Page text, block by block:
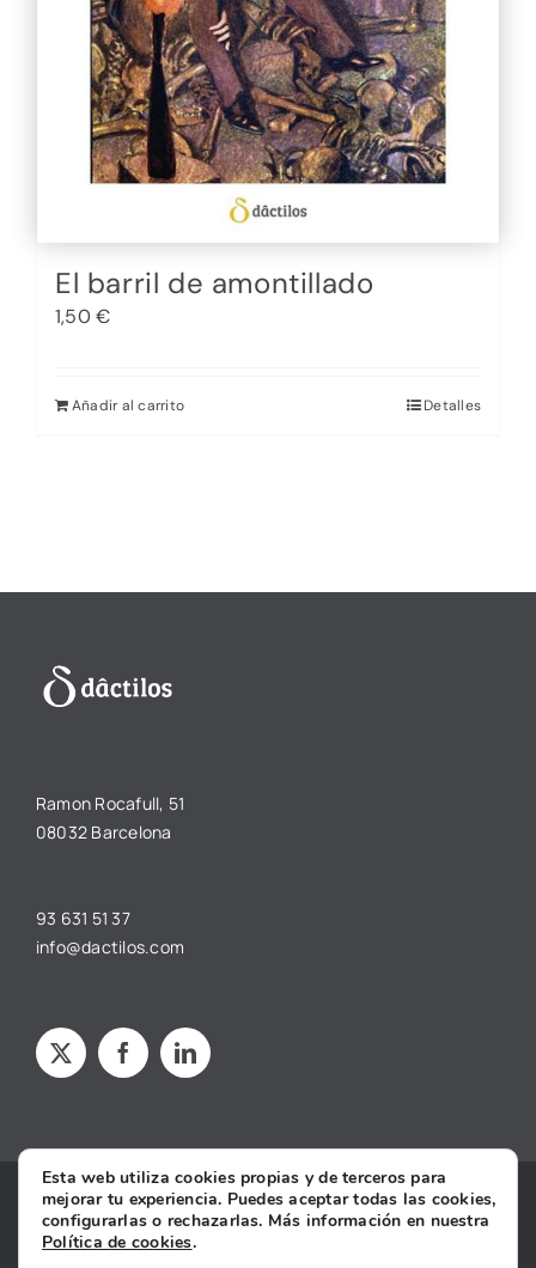
El barril de amontillado
1,50€
Añadir al carrito Detalles
Ramon Rocafull, 51
08032 Barcelona
93 631 51 37
info@dactilos.com
Copyright © 2025 dâctilos |Aviso legal·Política de privacidad·
Política de cookies ·Condiciones Generales de Contratación·
Declaración de Accesibilidad
Esta web utiliza cookies propias y de terceros para
mejorar tu experiencia. Puedes aceptar todas las cookies,
configurarlas o rechazarlas. Más información en nuestra
Política de cookies.